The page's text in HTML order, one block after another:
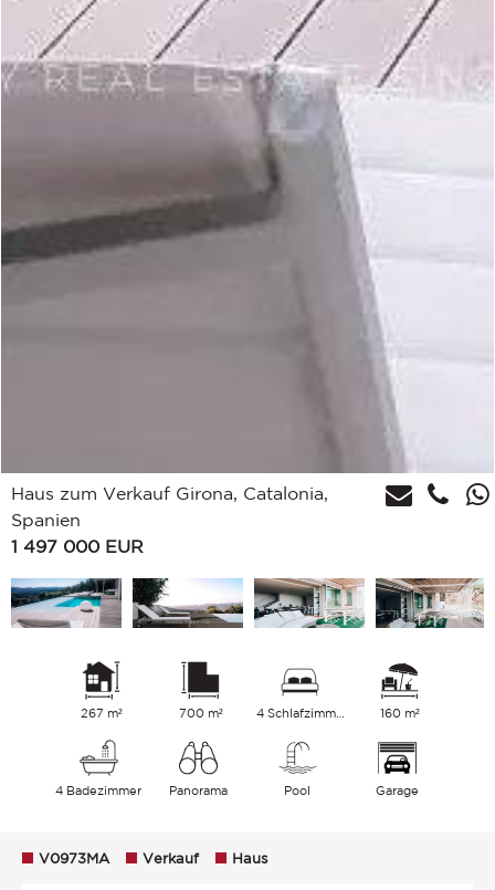
Haus zum Verkauf Girona, Catalonia,
Spanien
1 497 000 EUR
267 m² 700 m² 4 Schlafzimmer 160 m²
4 Badezimmer Panorama Pool Garage
V0973MA Verkauf Haus